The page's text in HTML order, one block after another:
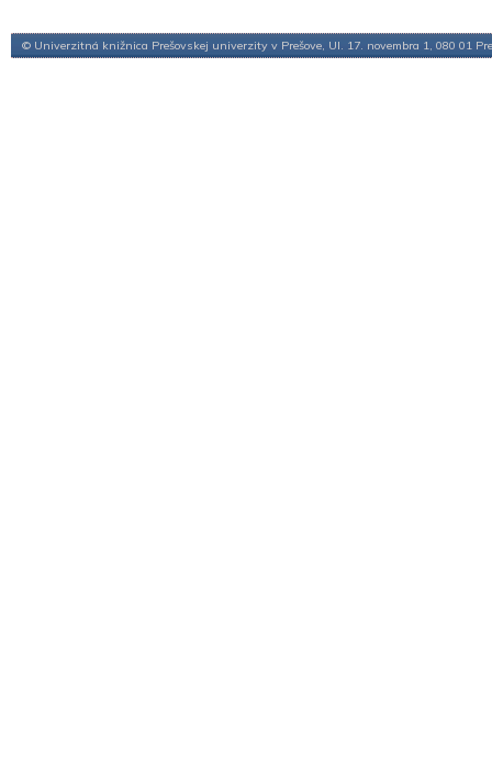
© Univerzitná knižnica Prešovskej univerzity v Prešove, Ul. 17. novembra 1, 080 01